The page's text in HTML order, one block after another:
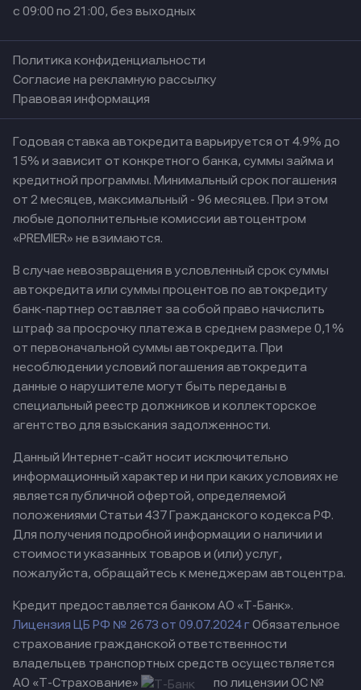
с 09:00 по 21:00, без выходных
Политика конфиденциальности
Согласие на рекламную рассылку
Правовая информация
Годовая ставка автокредита варьируется от 4.9% до
15% и зависит от конкретного банка, суммы займа и
кредитной программы. Минимальный срок погашения
от 2 месяцев, максимальный - 96 месяцев. При этом
любые дополнительные комиссии автоцентром
«PREMIER» не взимаются.
В случае невозвращения в условленный срок суммы
автокредита или суммы процентов по автокредиту
банк-партнер оставляет за собой право начислить
штраф за просрочку платежа в среднем размере 0,1%
от первоначальной суммы автокредита. При
несоблюдении условий погашения автокредита
данные о нарушителе могут быть переданы в
специальный реестр должников и коллекторское
агентство для взыскания задолженности.
Данный Интернет-сайт носит исключительно
информационный характер и ни при каких условиях не
является публичной офертой, определяемой
положениями Статьи 437 Гражданского кодекса РФ.
Для получения подробной информации о наличии и
стоимости указанных товаров и (или) услуг,
пожалуйста, обращайтесь к менеджерам автоцентра.
Кредит предоставляется банком АО «Т-Банк».
Лицензия ЦБ РФ № 2673 от 09.07.2024 гОбязательное
страхование гражданской ответственности
владельцев транспортных средств осуществляется
АО «Т-Страхование»
по лицензии ОС №